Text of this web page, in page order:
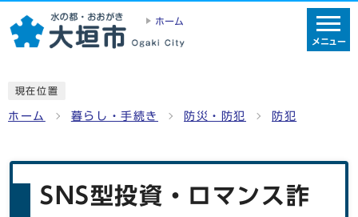
ホーム
メニュー
現在位置
ホーム 暮らし・手続き 防災・防犯 防犯
SNS型投資・ロマンス詐